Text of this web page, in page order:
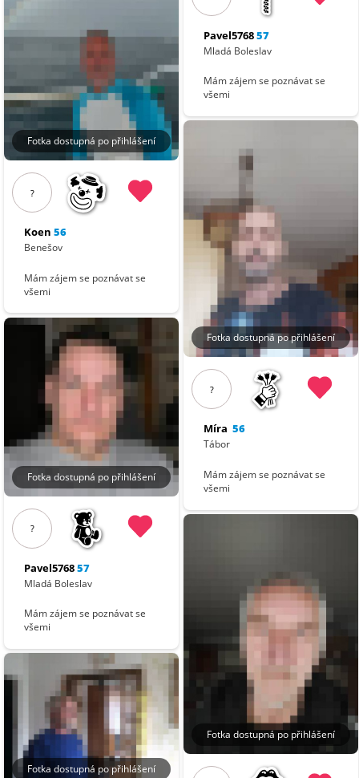
Fotka dostupná po přihlášení
?
Koen 56
Benešov
Mám zájem se poznávat se
všemi
Fotka dostupná po přihlášení
?
Pavel576857
Mladá Boleslav
Mám zájem se poznávat se
všemi
Fotka dostupná po přihlášení
Pavel576857
Mladá Boleslav
Mám zájem se poznávat se
všemi
Fotka dostupná po přihlášení
?
Míra 56
Tábor
Mám zájem se poznávat se
všemi
Fotka dostupná po přihlášení